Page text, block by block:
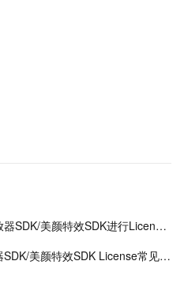
为直播推流SDK/短视频SDK/播放器SDK/美颜特效SDK进行License授权
直播推流SDK/短视频SDK/播放器SDK/美颜特效SDK License常见问题